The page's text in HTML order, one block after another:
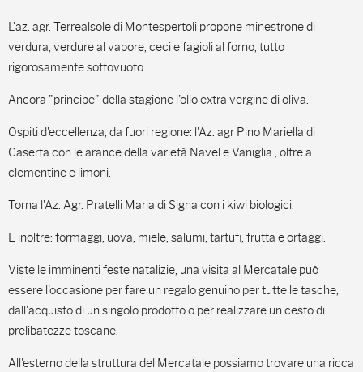
L'az. agr. Terrealsole di Montespertoli propone minestrone di
verdura, verdure al vapore, ceci e fagioli al forno, tutto
rigorosamente sottovuoto.
Ancora "principe" della stagione l'olio extra vergine di oliva.
Ospiti d'eccellenza, da fuori regione: l'Az. agr Pino Mariella di
Caserta con le arance della varietà Navel e Vaniglia , oltre a
clementine e limoni.
Torna l'Az. Agr. Pratelli Maria di Signa con i kiwi biologici.
E inoltre: formaggi, uova, miele, salumi, tartufi, frutta e ortaggi.
Viste le imminenti feste natalizie, una visita al Mercatale può
essere l'occasione per fare un regalo genuino per tutte le tasche,
dall'acquisto di un singolo prodotto o per realizzare un cesto di
prelibatezze toscane.
All'esterno della struttura del Mercatale possiamo trovare una ricca